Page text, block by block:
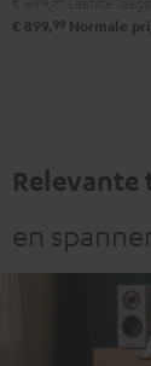
€ 899, 99 Normale
Relevante
en